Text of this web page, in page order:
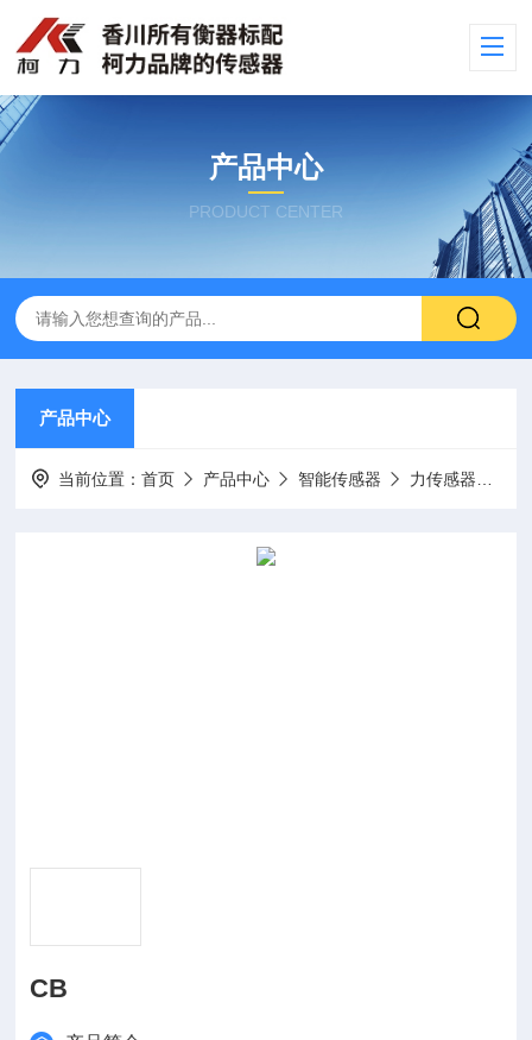
产品中心
PRODUCT CENTER
产品中心
当前位置：首页 产品中心 智能传感器 力传感器
CB